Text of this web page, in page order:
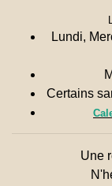
Lundi,
Certains
Une